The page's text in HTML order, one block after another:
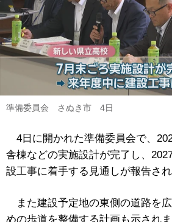
準備委員会 さぬき市 4日
4日に開かれた準備委員会で、
舎棟などの実施設計が完了し、
設工事に着手する見通しが報告され
また建設予定地の東側の道路を
めの歩道を整備する計画も示されま